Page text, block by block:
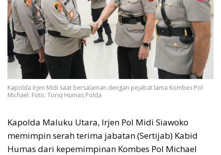
Kapolda Irjen Midi saat bersalaman dengan pejabat lama Kombes Pol
Michael. Foto: Toriq Humas Polda
Kapolda Maluku Utara, Irjen Pol Midi Siawoko
memimpin serah terima jabatan (Sertijab) Kabid
Humas dari kepemimpinan Kombes Pol Michael